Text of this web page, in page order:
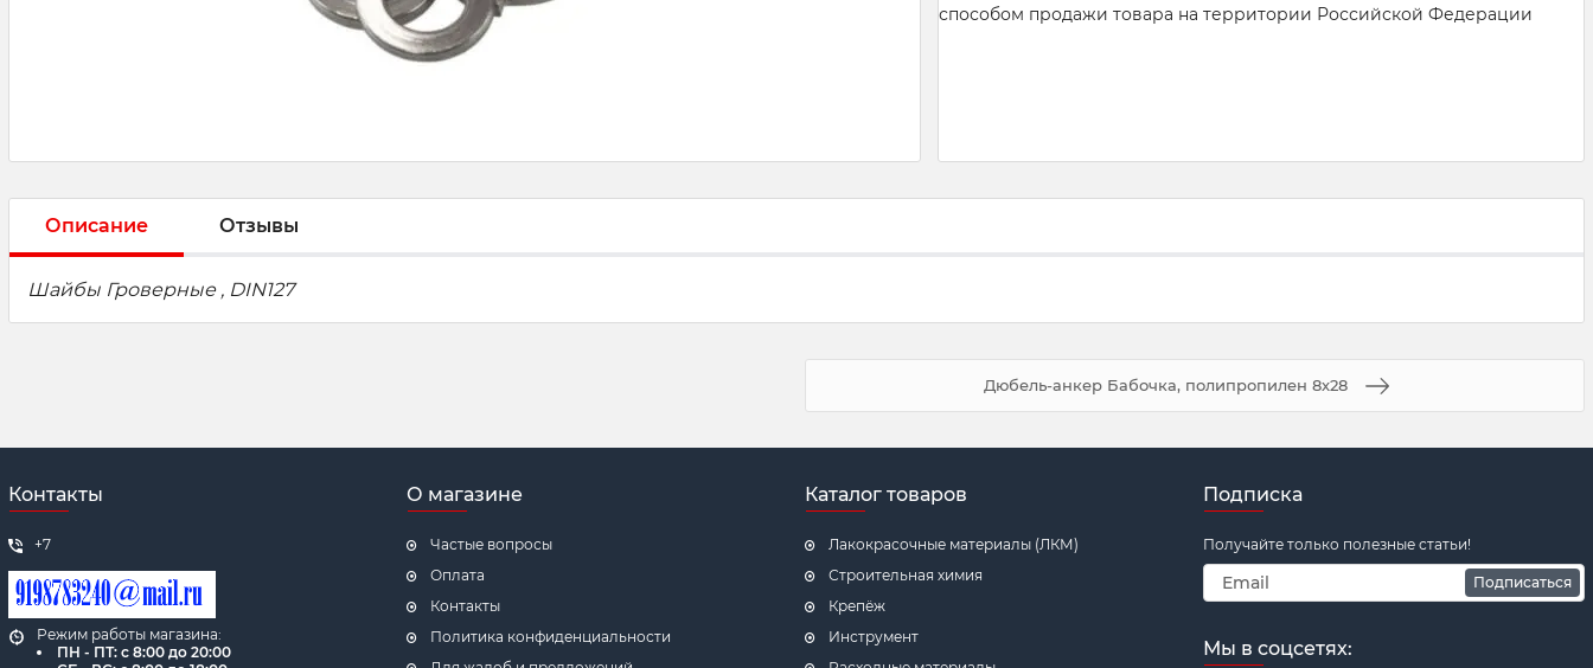
способом продажи товара на территории Российской Федерации
Описание Отзывы
Шайбы Гроверные , DIN127
Дюбель-анкер Бабочка, полипропилен 8х28
Контакты
+7
Режим работы магазина:
ПН - ПТ: с 8:00 до 20:00
О магазине
Частые вопросы
Оплата
Контакты
Политика конфиденциальности
Каталог товаров
Лакокрасочные материалы (ЛКМ)
Строительная химия
Крепёж
Инструмент
Подписка
Получайте только полезные статьи!
Подписаться
Мы в соцсетях: